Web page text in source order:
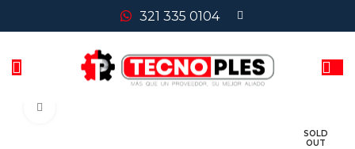
321 335 0104
SOLD
OUT